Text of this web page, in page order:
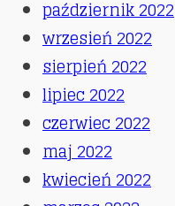
październik 2022
wrzesień 2022
sierpień 2022
lipiec 2022
czerwiec 2022
maj 2022
kwiecień 2022